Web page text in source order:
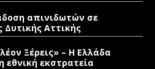
απινιδωτών σε
Δυτικής Αττικής
Ξέρεις» – Η Ελλάδα
εθνική εκστρατεία